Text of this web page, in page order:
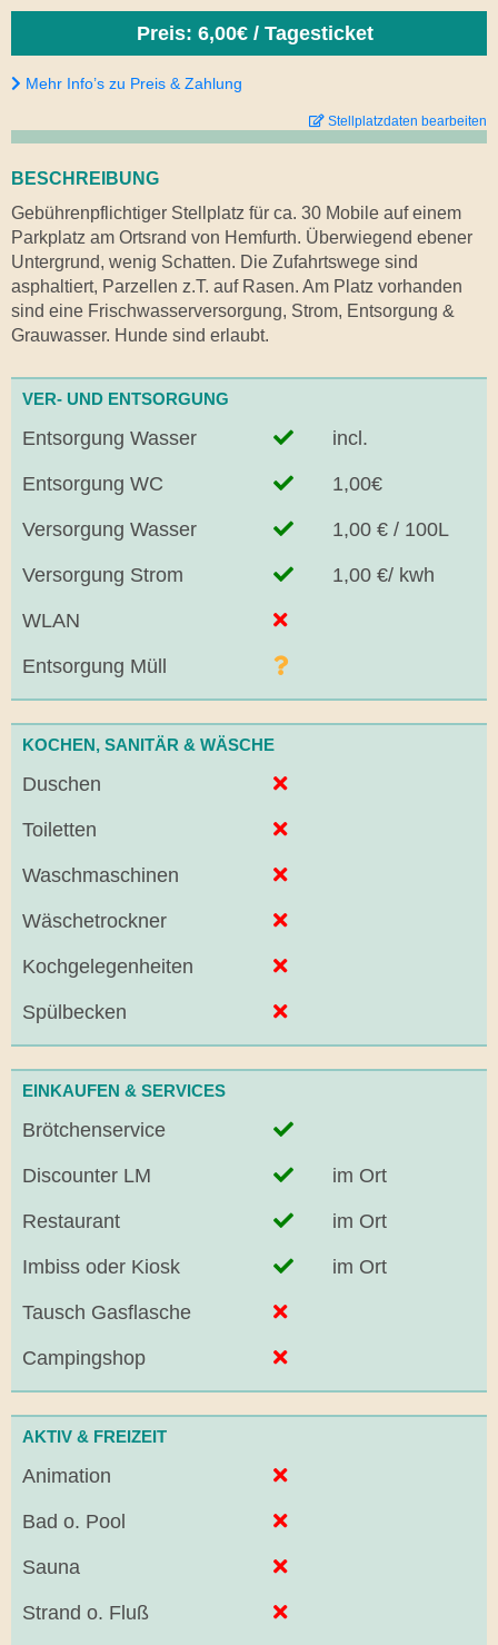
Preis: 6,00€ / Tagesticket
Mehr Info’s zu Preis & Zahlung
Stellplatzdaten bearbeiten
BESCHREIBUNG
Gebührenpflichtiger Stellplatz für ca. 30 Mobile auf einem
Parkplatz am Ortsrand von Hemfurth. Überwiegend ebener
Untergrund, wenig Schatten. Die Zufahrtswege sind
asphaltiert, Parzellen z.T. auf Rasen. Am Platz vorhanden
sind eine Frischwasserversorgung, Strom, Entsorgung &
Grauwasser. Hunde sind erlaubt.
VER- UND ENTSORGUNG
Entsorgung Wasser incl.
Entsorgung WC 1,00€
Versorgung Wasser 1,00 € / 100L
Versorgung Strom 1,00 €/ kwh
WLAN
Entsorgung Müll
KOCHEN, SANITÄR & WÄSCHE
Duschen
Toiletten
Waschmaschinen
Wäschetrockner
Kochgelegenheiten
Spülbecken
EINKAUFEN & SERVICES
Brötchenservice
Discounter LM im Ort
Restaurant im Ort
Imbiss oder Kiosk im Ort
Tausch Gasflasche
Campingshop
AKTIV & FREIZEIT
Animation
Bad o. Pool
Sauna
Strand o. Fluß